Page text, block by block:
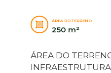
ÁREA DO TERRENO
250 m²
ÁREA DO